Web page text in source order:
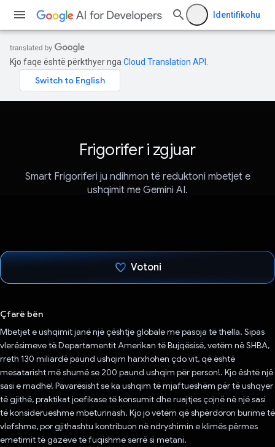
Identifikohu
Kjo faqe është përkthyer nga Cloud Translation API
Frigorifer i zgjuar
Smart Frigoriferi ju ndihmon të reduktoni mbetjet e
ushqimit me Gemini AI.
Votoni
Çfarë bën
Mbetjet e ushqimit janë një çështje globale me pasoja të thella. Sipas
vlerësimeve të Departamentit Amerikan të Bujqësisë, vetëm në SHBA,
rreth 130 miliardë paund ushqim harxhohen çdo vit, që është
mesatarisht më shumë se 200 paund ushqim për person!. Kjo është një
sasi e madhe! Pavarësisht se ka ushqim të mjaftueshëm për të ushqyer
të gjithë, praktikat joefikase të konsumit dhe ruajtjes çojnë në një sasi
të konsiderueshme mbeturinash. Kjo jo vetëm që shpërdoron burime të
vlefshme, por gjithashtu kontribuon në ndryshimin e klimës përmes
emetimit të gazeve të fuqishme serrë si metani.